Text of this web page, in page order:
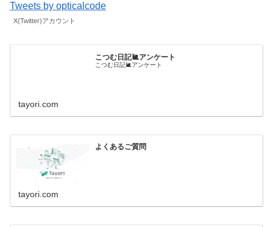
Tweets by opticalcode
X(Twitter)アカウント
こつむ日記🐌アンケート
こつむ日記🐌アンケート
tayori.com
よくあるご質問
tayori.com